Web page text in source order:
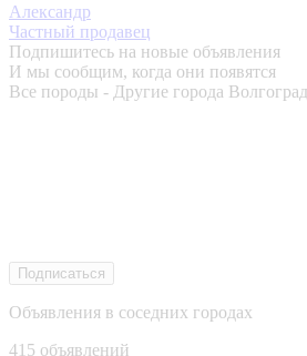
Александр
Частный продавец
Подпишитесь на новые объявления
И мы сообщим, когда они появятся
Все породы - Другие города
Подписаться
Объявления в соседних городах
415 объявлений